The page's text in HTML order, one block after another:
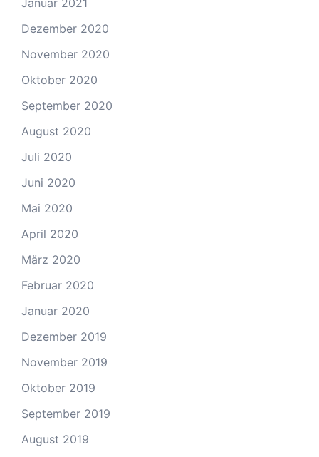
Januar 2021
Dezember 2020
November 2020
Oktober 2020
September 2020
August 2020
Juli 2020
Juni 2020
Mai 2020
April 2020
März 2020
Februar 2020
Januar 2020
Dezember 2019
November 2019
Oktober 2019
September 2019
August 2019